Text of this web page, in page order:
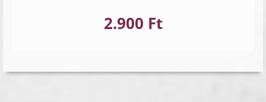
2.900 Ft